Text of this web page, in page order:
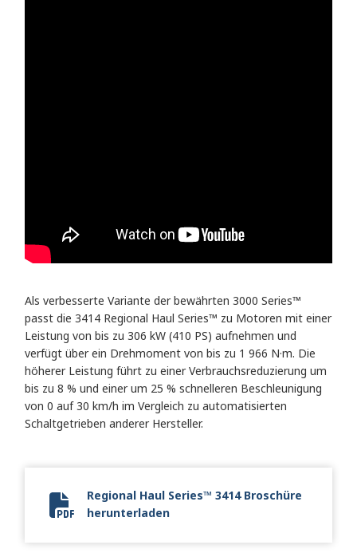
Als verbesserte Variante der bewährten 3000 Series™
passt die 3414 Regional Haul Series™ zu Motoren mit einer
Leistung von bis zu 306 kW (410 PS) aufnehmen und
verfügt über ein Drehmoment von bis zu 1 966 N·m. Die
höherer Leistung führt zu einer Verbrauchsreduzierung um
bis zu 8 % und einer um 25 % schnelleren Beschleunigung
von 0 auf 30 km/h im Vergleich zu automatisierten
Schaltgetrieben anderer Hersteller.
Allison 3414 Regional Haul Series.pdf
Regional Haul Series™ 3414 Broschüre
herunterladen